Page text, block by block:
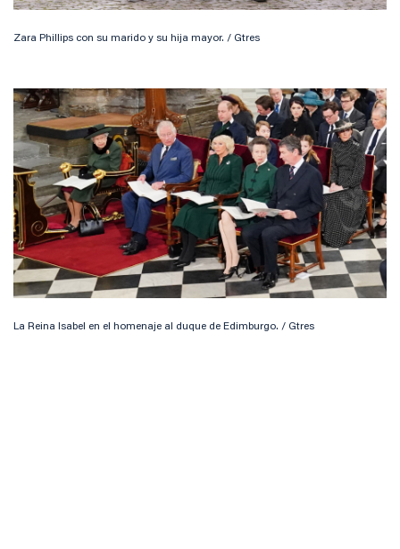
Zara Phillips con su marido y su hija mayor. / Gtres
La Reina Isabel en el homenaje al duque de Edimburgo. / Gtres